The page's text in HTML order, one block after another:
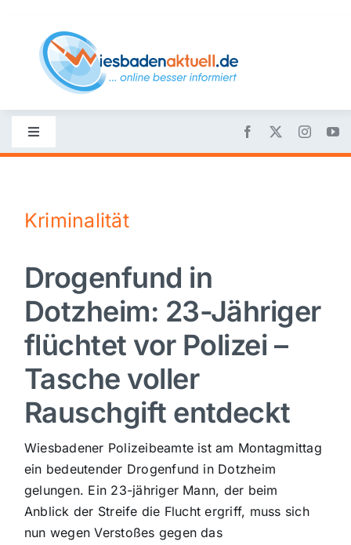
content
Toggle
Navigation
Nachrichten
Politik
Wirtschaft
Sport
Panorama
Mein Stadtteil
Kriminalität
Drogenfund in
Dotzheim: 23-Jähriger
flüchtet vor Polizei –
Tasche voller
Rauschgift entdeckt
Wiesbadener Polizeibeamte ist am Montagmittag
ein bedeutender Drogenfund in Dotzheim
gelungen. Ein 23-jähriger Mann, der beim
Anblick der Streife die Flucht ergriff, muss sich
nun wegen Verstoßes gegen das